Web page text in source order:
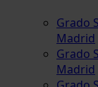
Grado
Madrid
Grado
Madrid